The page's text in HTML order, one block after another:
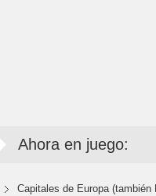
Ahora en juego:
Capitales de Europa (también